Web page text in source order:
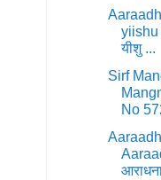
yiishu
यीशु ...
Sirf
No